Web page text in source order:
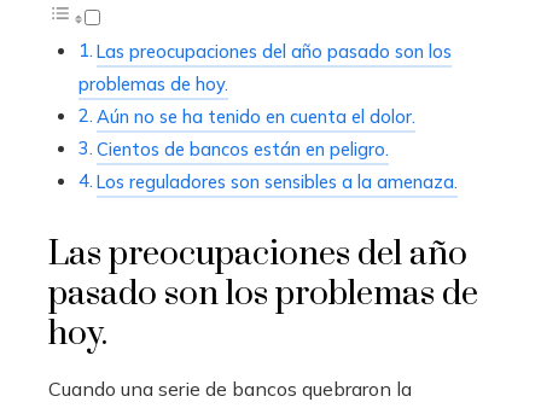
Las preocupaciones del año pasado son los
problemas de hoy.
Aún no se ha tenido en cuenta el dolor.
Cientos de bancos están en peligro.
Los reguladores son sensibles a la amenaza.
Las preocupaciones del año
pasado son los problemas de
hoy.
Cuando una serie de bancos quebraron la